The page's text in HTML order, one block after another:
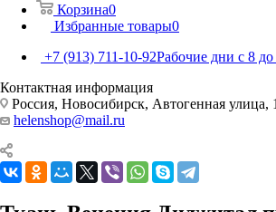
Корзина0
Избранные товары0
+7 (913) 711-10-92Рабочие дни с 8 до
Контактная информация
Россия, Новосибирск, Автогенная улица,
helenshop@mail.ru